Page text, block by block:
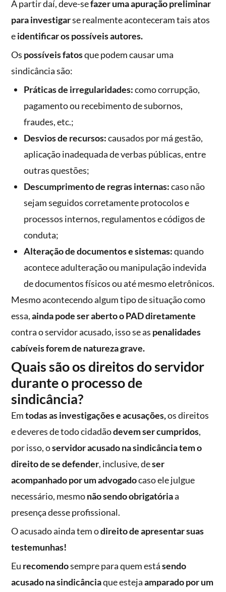
A partir daí, deve-sefazer uma apuração preliminar
para investigarse realmente aconteceram tais atos
eidentificar os possíveis autores.
Os possíveis fatosque podem causar uma
sindicância são:
Práticas de irregularidades:como corrupção,
pagamento ou recebimento de subornos,
fraudes, etc.;
Desvios de recursos:causados por má gestão,
aplicação inadequada de verbas públicas, entre
outras questões;
Descumprimento de regras internas:caso não
sejam seguidos corretamente protocolos e
processos internos, regulamentos e códigos de
conduta;
Alteração de documentos e sistemas:quando
acontece adulteração ou manipulação indevida
de documentos físicos ou até mesmo eletrônicos.
Mesmo acontecendo algum tipo de situação como
essa,ainda pode ser aberto o PAD diretamente
contra o servidor acusado, isso se as penalidades
cabíveis forem de natureza grave.
Quais são os direitos do servidor
durante o processo de
sindicância?
Emtodas as investigações e acusações,os direitos
e deveres de todo cidadãodevem ser cumpridos,
por isso, oservidor acusado na sindicância tem o
direito de se defender, inclusive, deser
acompanhado por um advogadocaso ele julgue
necessário, mesmonão sendo obrigatóriaa
presença desse profissional.
O acusado ainda tem odireito de apresentar suas
testemunhas!
Eu recomendosempre para quem estásendo
acusado na sindicânciaque estejaamparado por um